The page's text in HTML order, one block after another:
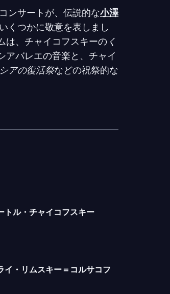
ンサートが、伝説的な小澤
くつかに敬意を表しまし
は、チャイコフスキーの く
アバレエの音楽と、チャイ
アの復活祭などの祝祭的な
ートは、世界最高峰のオ
つけ、その多才さと卓越
トル・チャイコフスキー
イ・リムスキー＝コルサコフ